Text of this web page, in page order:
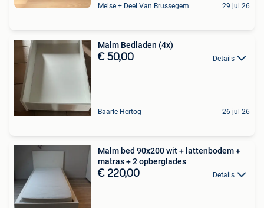
Meise + Deel Van Brussegem 29 jul 26
Malm Bedladen (4x)
€ 50,00 Details
Baarle-Hertog 26 jul 26
Malm bed 90x200 wit + lattenbodem +
matras + 2 opberglades
€ 220,00 Details